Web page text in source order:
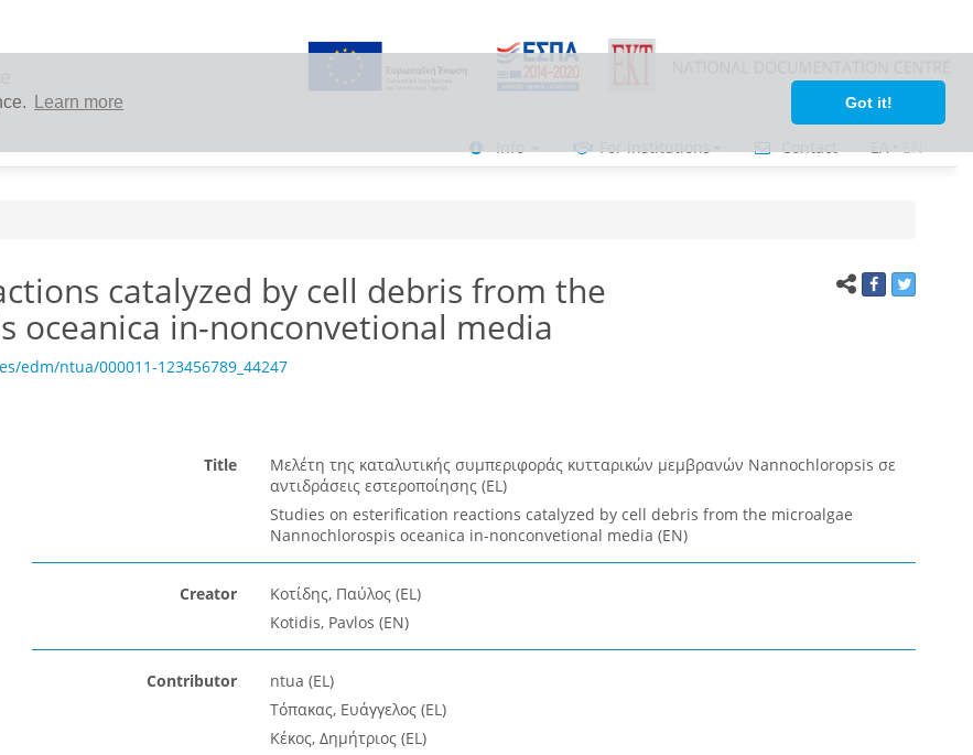
Learn more Got it!
Info For institutions Contact ΕΛ•ΕΝ
catalyzed by cell debris from the
oceanica in-nonconvetional media
edm/ntua/000011-123456789_44247
Title
Μελέτη της καταλυτικής συμπεριφοράς κυτταρικών μεμβρανών Nannochloropsis σε
αντιδράσεις εστεροποίησης (EL)
Studies on esterification reactions catalyzed by cell debris from the microalgae
Nannochlorospis oceanica in-nonconvetional media (EN)
Creator
Κοτίδης, Παύλος (EL)
Kotidis, Pavlos (EN)
Contributor
ntua (EL)
Τόπακας, Ευάγγελος (EL)
Κέκος, Δημήτριος (EL)